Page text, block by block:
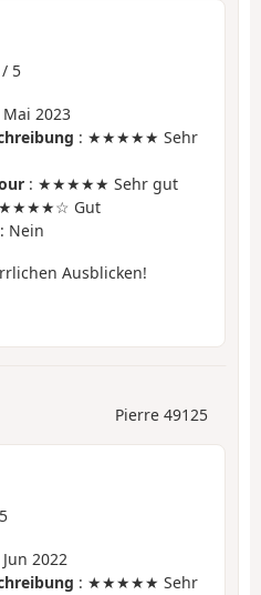
/ 5
Mai 2023
: ★★★★★ Sehr
: ★★★★★ Sehr gut
Gut
: Nein
Ausblicken!
Pierre 49125
5
2022
: ★★★★★ Sehr